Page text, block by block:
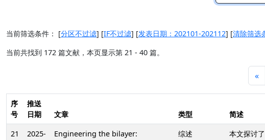
当前筛选条件： [分区不过滤] [IF不过滤] [发表日期：202101-202112] [清除筛选
当前共找到 172 篇文献，本页显示第 21 - 40 篇。
«
序
号
推送
日期
文章 类型 简述
21
2025-
Engineering the bilayer:
综述
本文探讨